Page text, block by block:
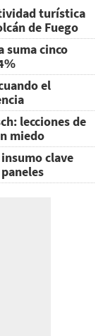
turística
de Fuego
suma cinco
el
lecciones de
miedo
clave